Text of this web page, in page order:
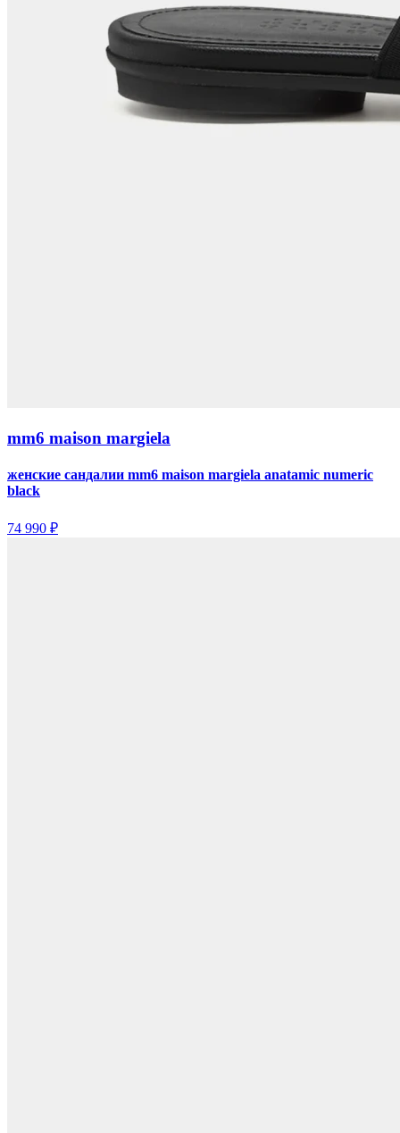
mm6 maison margiela
женские сандалии mm6 maison margiela anatamic numeric
black
74 990 ₽